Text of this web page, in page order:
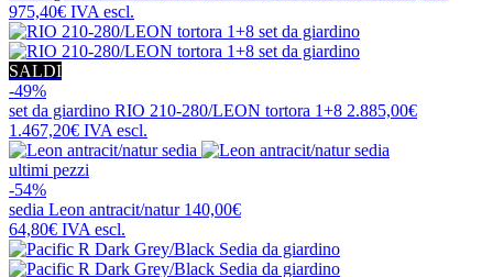
975,40€ IVA escl.
SALDI
-49%
set da giardino RIO 210-280/LEON tortora 1+8 2.885,00€
1.467,20€ IVA escl.
ultimi pezzi
-54%
sedia Leon antracit/natur 140,00€
64,80€ IVA escl.